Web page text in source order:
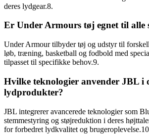
deres lydgear.8.
Er Under Armours tøj egnet til alle
Under Armour tilbyder tøj og udstyr til
løb, træning, basketball og fodbold med
tilpasset til specifikke behov.9.
Hvilke teknologier anvender JBL i
lydprodukter?
JBL integrerer avancerede teknologier som
stemmestyring og støjreduktion i deres
for forbedret lydkvalitet og